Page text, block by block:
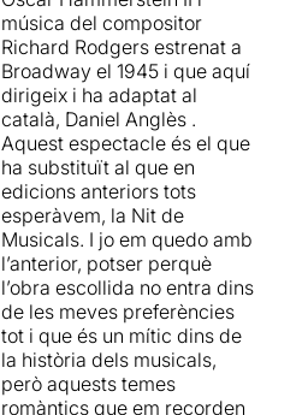
No és millor que siguem
nosaltres els espectadors
qui ens deixem portar
únicament per la qualitat de
la música i les
interpretacions i ubicar el
text en el moment en què va
ser escrit sense anàlisis tan
profundes i sense sentit ?
A nosaltres aquest concert
/posada en escena ens ha
agradat molt,moltíssim.
Potser ha estat la nit més
màgica que recordem haver
viscut mai al Teatre Grec
música del compositor
Richard Rodgers estrenat a
Broadway el 1945 i que aquí
dirigeix ​​i ha adaptat al
català, Daniel Anglès .
Aquest espectacle és el que
ha substituït al que en
edicions anteriors tots
esperàvem, la Nit de
Musicals. I jo em quedo amb
l’anterior, potser perquè
l’obra escollida no entra dins
de les meves preferències
tot i que és un mític dins de
la història dels musicals,
però aquests temes
romàntics que em recorden